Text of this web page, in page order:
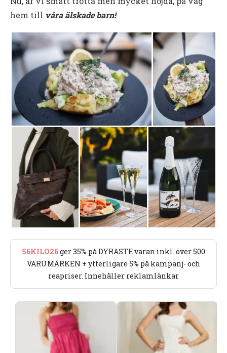
hem till våra älskade barn!
Videoinnehåll
56KILO26ger 35% på DYRASTE varan inkl. över 500
VARUMÄRKEN + ytterligare 5% på kampanj- och
reapriser. Innehåller reklamlänkar